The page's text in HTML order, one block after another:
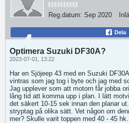
Reg.datum: Sep 2020
Dela
Optimera Suzuki DF30A?
2023-07-01, 13:22
Har en Sjöjeep 43 med en Suzuki
vintras som jag tog i byte och jag med
Jag upplever som att motorn får jobba
lång tid att komma upp i plan. I lätt
det säkert 10-15 sek innan den planar
stryptag på olika sätt. Vet någon om
mer? Skulle varit toppen med 40 - 45 hk.